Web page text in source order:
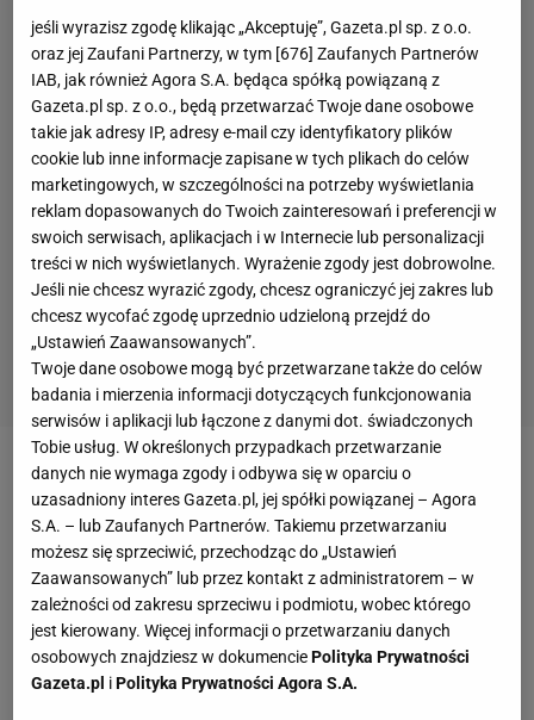
MUMLA - co to za marka?
Słowo MUMLA pochodzi z języka szwedzkiego i
oznacza „mruczenie”. To idealne słowo, którym
można podsumować wieczorne zapadanie w
głęboki, relaksacyjny sen, produkty więc was nie
zaskoczą. MUMLA to polska marka, zajmująca się
jeśli wyrazisz zgodę klikając „Akceptuję”, Gazeta.pl sp. z o.o.
oraz jej Zaufani Partnerzy, w tym [676] Zaufanych Partnerów
IAB, jak również Agora S.A. będąca spółką powiązaną z
Gazeta.pl sp. z o.o., będą przetwarzać Twoje dane osobowe
takie jak adresy IP, adresy e-mail czy identyfikatory plików
cookie lub inne informacje zapisane w tych plikach do celów
marketingowych, w szczególności na potrzeby wyświetlania
reklam dopasowanych do Twoich zainteresowań i preferencji w
swoich serwisach, aplikacjach i w Internecie lub personalizacji
treści w nich wyświetlanych. Wyrażenie zgody jest dobrowolne.
Jeśli nie chcesz wyrazić zgody, chcesz ograniczyć jej zakres lub
chcesz wycofać zgodę uprzednio udzieloną przejdź do
„Ustawień Zaawansowanych”.
Twoje dane osobowe mogą być przetwarzane także do celów
badania i mierzenia informacji dotyczących funkcjonowania
serwisów i aplikacji lub łączone z danymi dot. świadczonych
Tobie usług. W określonych przypadkach przetwarzanie
danych nie wymaga zgody i odbywa się w oparciu o
uzasadniony interes Gazeta.pl, jej spółki powiązanej – Agora
S.A. – lub Zaufanych Partnerów. Takiemu przetwarzaniu
możesz się sprzeciwić, przechodząc do „Ustawień
Zaawansowanych” lub przez kontakt z administratorem – w
zależności od zakresu sprzeciwu i podmiotu, wobec którego
jest kierowany. Więcej informacji o przetwarzaniu danych
osobowych znajdziesz w dokumenciePolityka Prywatności
Gazeta.pl iPolityka Prywatności Agora S.A.